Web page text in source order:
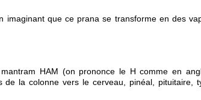
que ce prana se transforme en des
HAM (on prononce le H comme en
la colonne vers le cerveau, pinéal, pituitaire,